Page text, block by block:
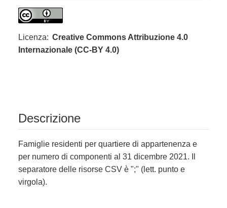
Licenza: Creative Commons Attribuzione 4.0
Internazionale (CC-BY 4.0)
Descrizione
Famiglie residenti per quartiere di appartenenza e
per numero di componenti al 31 dicembre 2021. Il
separatore delle risorse CSV è ";" (lett. punto e
virgola).